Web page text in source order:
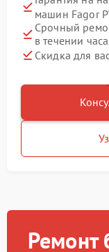
машин Fagor
Срочный
в течении часа
Скидка для
Ремонт